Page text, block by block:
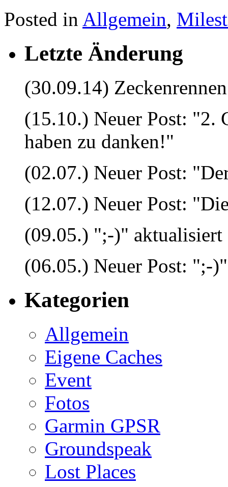
Posted in Allgemein,
Letzte Änderung
(30.09.14)
(15.10.) Neuer Post: "2.
haben zu danken!"
(02.07.) Neuer Post:
(12.07.) Neuer Post:
(09.05.) ";-)" aktualisiert
(06.05.) Neuer Post: ";-)"
Kategorien
Allgemein
Eigene Caches
Event
Fotos
Garmin GPSR
Groundspeak
Lost Places